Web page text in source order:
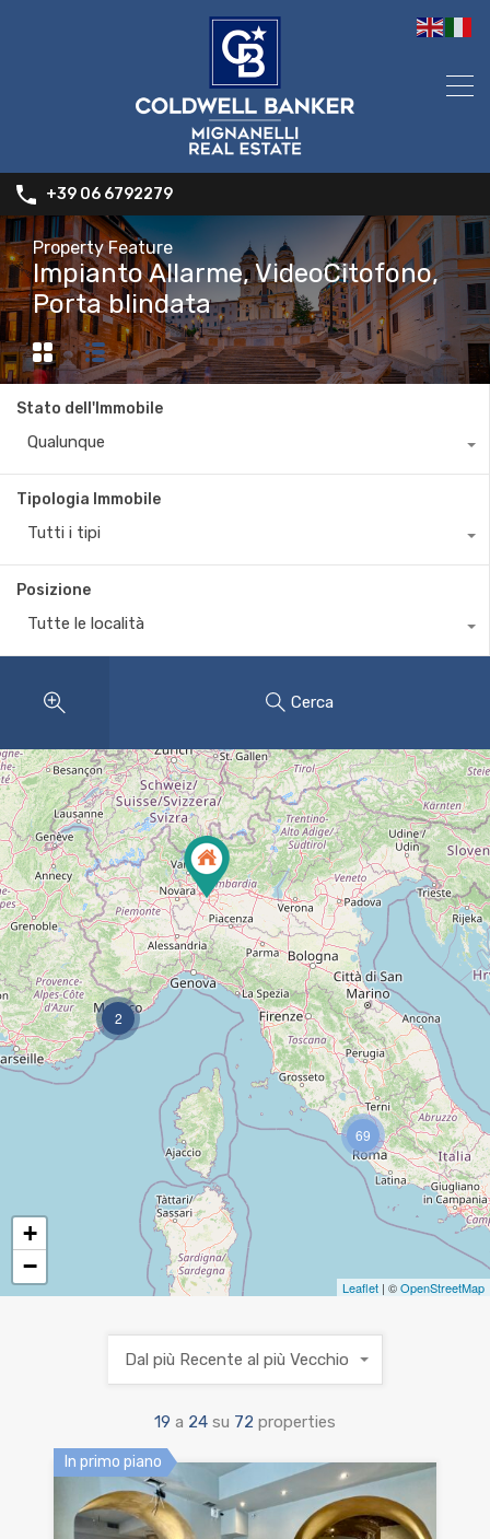
+39 06 6792279
Property Feature
Impianto Allarme, VideoCitofono,
Porta blindata
Stato dell'Immobile
Qualunque
Tipologia Immobile
Tutti i tipi
Posizione
Tutte le località
Cerca
2
69
+
−
Leaflet | ©OpenStreetMap
19 a 24 su 72 properties
Dal più Recente al più Vecchio
In primo piano